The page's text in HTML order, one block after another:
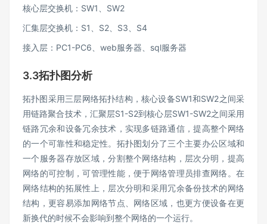
核心层交换机：SW1、SW2
汇集层交换机：S1、S2、S3、S4
接入层：PC1-PC6、web服务器、sql服务器
3.3拓扑图分析
拓扑图采用三层网络拓扑结构，核心设备SW1和SW2之间采
用链路聚合技术，汇聚层S1-S2到核心层SW1-SW2之间采用
链路冗余和设备冗余技术，实现多链路通信，提高整个网络
的一个可靠性和稳定性。拓扑图划分了三个主要办公区域和
一个服务器存放区域，分割整个网络结构，层次分明，提高
网络的可控制，可管理性能，便于网络管理员排查网络。在
网络结构的拓展性上，层次分明和采用冗余备份技术的网络
结构，更容易添加网络节点、网络区域，也更方便设备在更
新换代的时候不会影响到整个网络的一个运行。